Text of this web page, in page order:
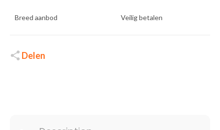
Breed aanbod Veilig betalen
Delen